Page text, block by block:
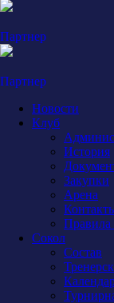
Партнер
Партнер
Новости
Клуб
История
Закупки
Арена
Правила
Сокол
Состав